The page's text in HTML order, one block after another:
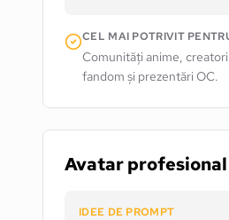
CEL MAI POTRIVIT
Comunități anime,
fandom și prezentări OC.
Avatar profesional
IDEE DE PROMPT